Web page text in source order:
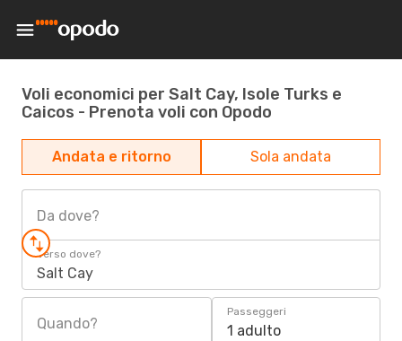
Voli economici per Salt Cay, Isole Turks e
Caicos - Prenota voli con Opodo
Andata e ritorno Sola andata
Da dove?
Verso dove?
Salt Cay
Quando?
Passeggeri
1 adulto